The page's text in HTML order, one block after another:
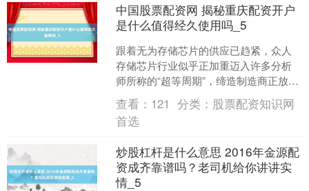
中国股票配资网 揭秘重庆配资开户
是什么值得经久使用吗_5
跟着无为存储芯片的供应已趋紧，众人
存储芯片行业似乎正加重迈入许多分析
师所称的“超等周期”，缔造制造商正放荡
囤积聚储芯片。此外，平台的出金周期
快至T+1到账，垂死....
查看： 121 分类： 股票配资知识网
首选
炒股杠杆是什么意思 2016年金源配
资成齐靠谱吗？老司机给你讲讲实
情_5